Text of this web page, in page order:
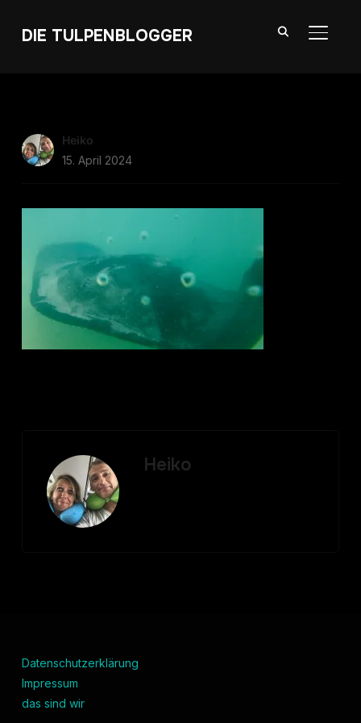
DIE TULPENBLOGGER
Heiko
15. April 2024
Heiko
Datenschutzerklärung
Impressum
das sind wir